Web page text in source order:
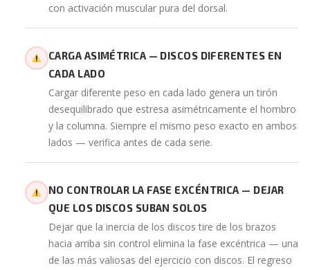
con activación muscular pura del dorsal.
CARGA ASIMÉTRICA — DISCOS DIFERENTES EN
CADA LADO
Cargar diferente peso en cada lado genera un tirón
desequilibrado que estresa asimétricamente el hombro
y la columna. Siempre el mismo peso exacto en ambos
lados — verifica antes de cada serie.
NO CONTROLAR LA FASE EXCÉNTRICA — DEJAR
QUE LOS DISCOS SUBAN SOLOS
Dejar que la inercia de los discos tire de los brazos
hacia arriba sin control elimina la fase excéntrica — una
de las más valiosas del ejercicio con discos. El regreso